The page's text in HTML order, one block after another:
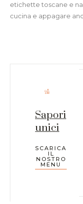
etichette toscane e
cucina e appagare
Sapori
unici
SCARICA
IL
NOSTRO
MENU